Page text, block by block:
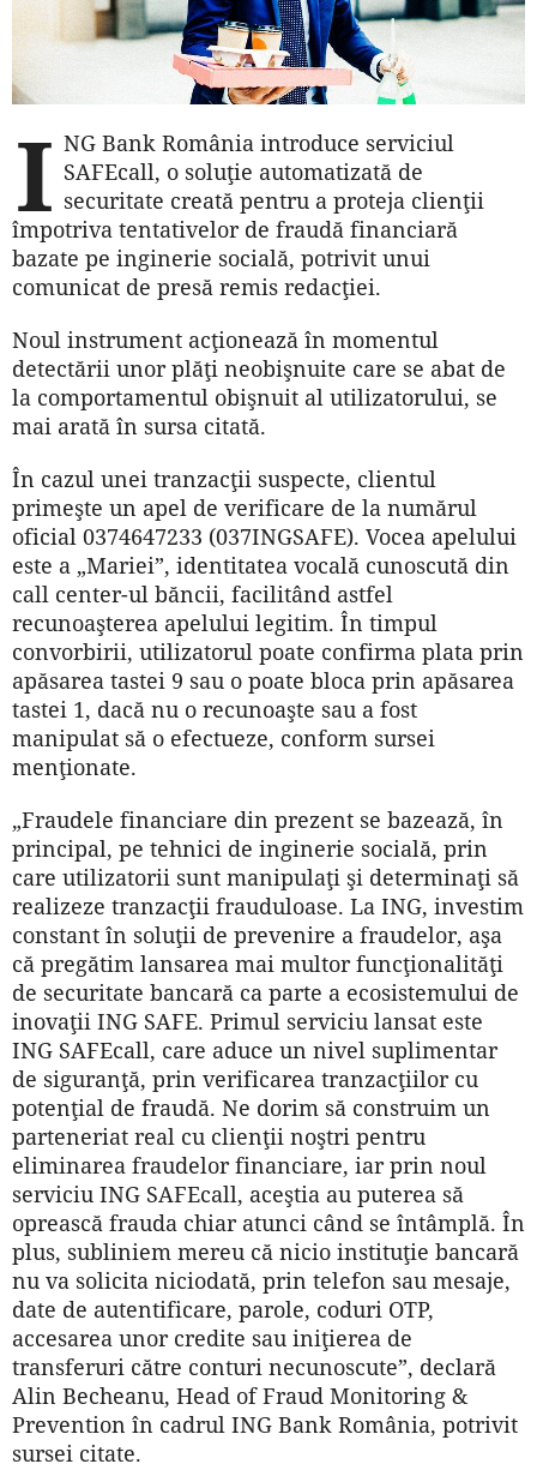
I NG Bank România introduce serviciul
SAFEcall, o soluţie automatizată de
securitate creată pentru a proteja clienţii
împotriva tentativelor de fraudă financiară
bazate pe inginerie socială, potrivit unui
comunicat de presă remis redacţiei.
Noul instrument acţionează în momentul
detectării unor plăţi neobişnuite care se abat de
la comportamentul obişnuit al utilizatorului, se
mai arată în sursa citată.
În cazul unei tranzacţii suspecte, clientul
primeşte un apel de verificare de la numărul
oficial 0374647233 (037INGSAFE). Vocea apelului
este a „Mariei”, identitatea vocală cunoscută din
call center-ul băncii, facilitând astfel
recunoaşterea apelului legitim. În timpul
convorbirii, utilizatorul poate confirma plata prin
apăsarea tastei 9 sau o poate bloca prin apăsarea
tastei 1, dacă nu o recunoaşte sau a fost
manipulat să o efectueze, conform sursei
menţionate.
„Fraudele financiare din prezent se bazează, în
principal, pe tehnici de inginerie socială, prin
care utilizatorii sunt manipulaţi şi determinaţi să
realizeze tranzacţii frauduloase. La ING, investim
constant în soluţii de prevenire a fraudelor, aşa
că pregătim lansarea mai multor funcţionalităţi
de securitate bancară ca parte a ecosistemului de
inovaţii ING SAFE. Primul serviciu lansat este
ING SAFEcall, care aduce un nivel suplimentar
de siguranţă, prin verificarea tranzacţiilor cu
potenţial de fraudă. Ne dorim să construim un
parteneriat real cu clienţii noştri pentru
eliminarea fraudelor financiare, iar prin noul
serviciu ING SAFEcall, aceştia au puterea să
oprească frauda chiar atunci când se întâmplă. În
plus, subliniem mereu că nicio instituţie bancară
nu va solicita niciodată, prin telefon sau mesaje,
date de autentificare, parole, coduri OTP,
accesarea unor credite sau iniţierea de
transferuri către conturi necunoscute”, declară
Alin Becheanu, Head of Fraud Monitoring &
Prevention în cadrul ING Bank România, potrivit
sursei citate.